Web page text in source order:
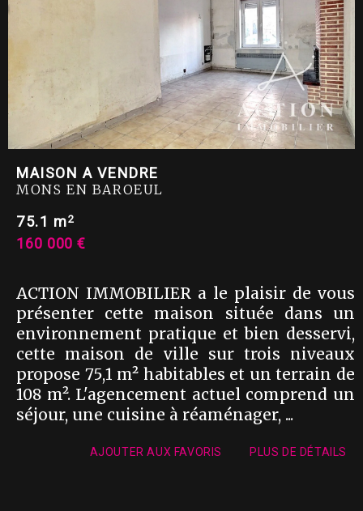
MAISON A VENDRE
MONS EN BAROEUL
75.1 m2
160 000 €
ACTION IMMOBILIER a le plaisir de vous
présenter cette maison située dans un
environnement pratique et bien desservi,
cette maison de ville sur trois niveaux
propose 75,1 m² habitables et un terrain de
108 m². L'agencement actuel comprend un
séjour, une cuisine à réaménager, ...
AJOUTER AUX FAVORIS PLUS DE DÉTAILS